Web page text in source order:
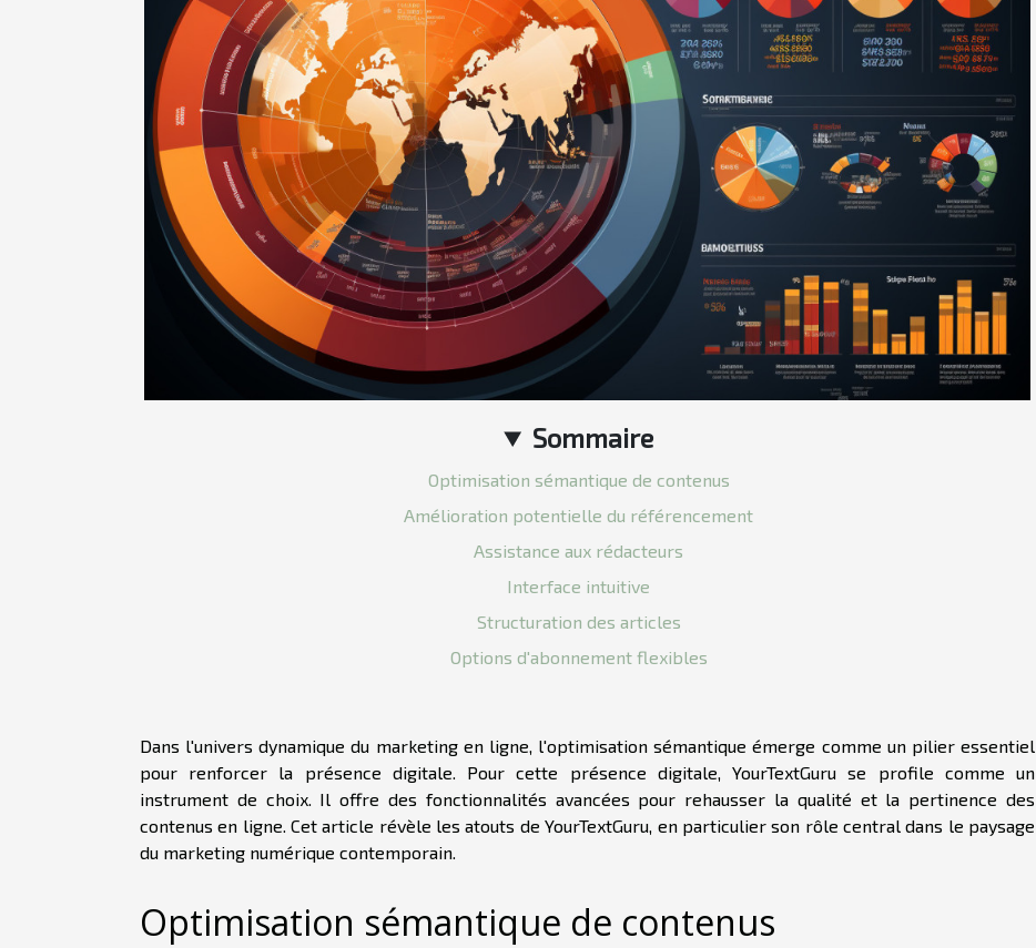
Sommaire
Optimisation sémantique de contenus
Amélioration potentielle du référencement
Assistance aux rédacteurs
Interface intuitive
Structuration des articles
Options d'abonnement flexibles
Dans l'univers dynamique du marketing en ligne, l'optimisation sémantique émerge comme un pilier essentiel
pour renforcer la présence digitale. Pour cette présence digitale, YourTextGuru se profile comme un
instrument de choix. Il offre des fonctionnalités avancées pour rehausser la qualité et la pertinence des
contenus en ligne. Cet article révèle les atouts de YourTextGuru, en particulier son rôle central dans le paysage
du marketing numérique contemporain.
Optimisation sémantique de contenus